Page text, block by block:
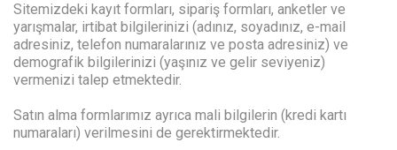
Sitemizdeki kayıt formları, sipariş formları, anketler ve
yarışmalar, irtibat bilgilerinizi (adınız, soyadınız, e-mail
adresiniz, telefon numaralarınız ve posta adresiniz) ve
demografik bilgilerinizi (yaşınız ve gelir seviyeniz)
vermenizi talep etmektedir.
Satın alma formlarımız ayrıca mali bilgilerin (kredi kartı
numaraları) verilmesini de gerektirmektedir.